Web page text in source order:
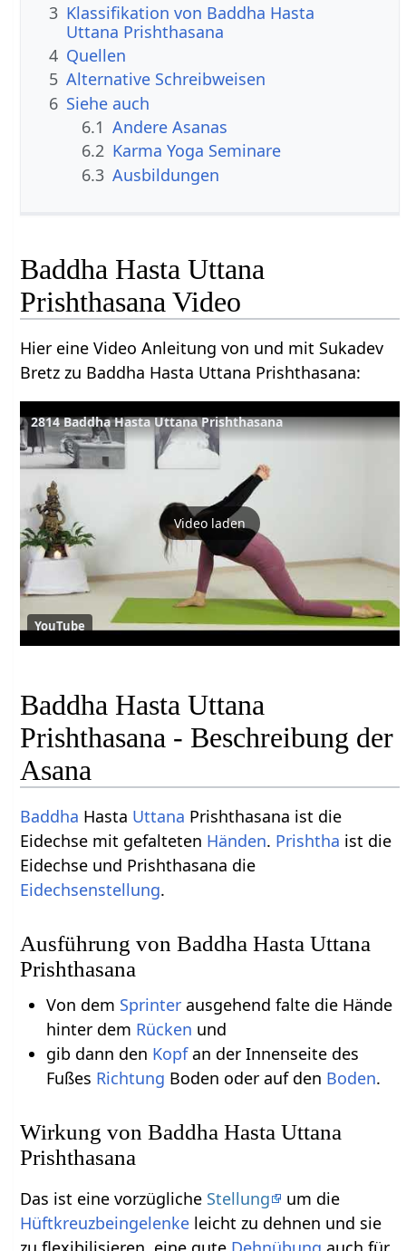
3 Klassifikation von Baddha Hasta
Uttana Prishthasana
4 Quellen
5 Alternative Schreibweisen
6 Siehe auch
6.1 Andere Asanas
6.2 Karma Yoga Seminare
6.3 Ausbildungen
Baddha Hasta Uttana
Prishthasana Video
Hier eine Video Anleitung von und mit Sukadev
Bretz zu Baddha Hasta Uttana Prishthasana:
2814 Baddha Hasta Uttana Prishthasana
Video laden
YouTube
Baddha Hasta Uttana
Prishthasana - Beschreibung der
Asana
Baddha Hasta Uttana Prishthasana ist die
Eidechse mit gefalteten Händen. Prishtha ist die
Eidechse und Prishthasana die
Eidechsenstellung.
Ausführung von Baddha Hasta Uttana
Prishthasana
Von dem Sprinterausgehend falte die Hände
hinter dem Rücken und
gib dann den Kopfan der Innenseite des
Fußes Richtung Boden oder auf den Boden.
Wirkung von Baddha Hasta Uttana
Prishthasana
Das ist eine vorzügliche Stellung
um die
Hüftkreuzbeingelenke leicht zu dehnen und sie